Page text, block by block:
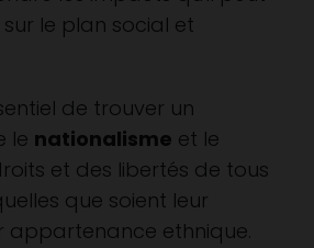
le plan social et
de trouver un
le nationalisme et le
et des libertés de tous
que soient leur
appartenance ethnique.